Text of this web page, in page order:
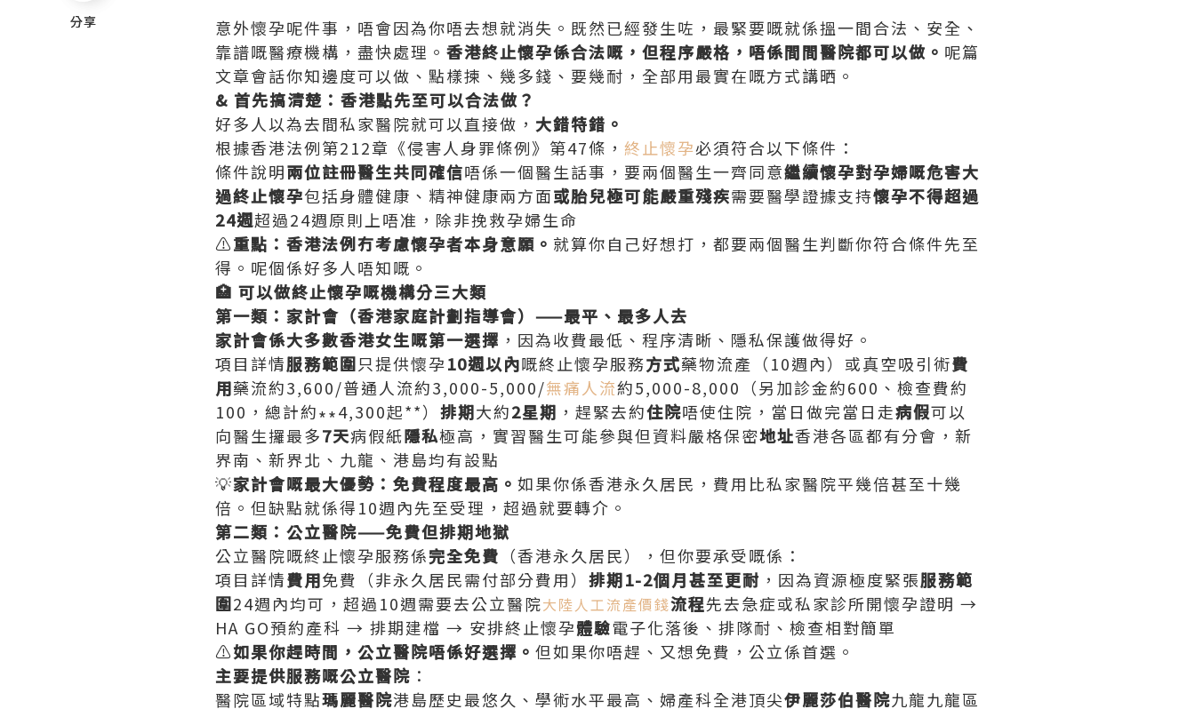
分享
意外懷孕呢件事，唔會因為你唔去想就消失。既然已經發生咗，最緊要嘅就係搵一間合法、安全、
靠譜嘅醫療機構，盡快處理。 香港終止懷孕係合法嘅，但程序嚴格，唔係間間醫院都可以做。 呢篇
文章會話你知邊度可以做、點樣揀、幾多錢、要幾耐，全部用最實在嘅方式講晒。
& 首先搞清楚：香港點先至可以合法做？
好多人以為去間私家醫院就可以直接做， 大錯特錯。
根據香港法例第212章《侵害人身罪條例》第47條， 終止懷孕必須符合以下條件：
條件說明兩位註冊醫生共同確信唔係一個醫生話事，要兩個醫生一齊同意繼續懷孕對孕婦嘅危害大
過終止懷孕包括身體健康、精神健康兩方面或胎兒極可能嚴重殘疾需要醫學證據支持懷孕不得超過
24週超過24週原則上唔准，除非挽救孕婦生命
⚠️重點：香港法例冇考慮懷孕者本身意願。 就算你自己好想打，都要兩個醫生判斷你符合條件先至
得。呢個係好多人唔知嘅。
🏥 可以做終止懷孕嘅機構分三大類
第一類：家計會（香港家庭計劃指導會）——最平、最多人去
家計會係大多數香港女生嘅第一選擇 ，因為收費最低、程序清晰、隱私保護做得好。
項目詳情服務範圍只提供懷孕10週以內嘅終止懷孕服務方式藥物流產（10週內）或真空吸引術費
用藥流約3,600/普通人流約3,000-5,000/無痛人流約5,000-8,000（另加診金約600、檢查費約
100，總計約∗∗4,300起**） 排期大約2星期 ，趕緊去約住院唔使住院，當日做完當日走病假可以
向醫生攞最多7天病假紙隱私極高，實習醫生可能參與但資料嚴格保密地址香港各區都有分會，新
界南、新界北、九龍、港島均有設點
💡家計會嘅最大優勢：免費程度最高。 如果你係香港永久居民，費用比私家醫院平幾倍甚至十幾
倍。但缺點就係得10週內先至受理，超過就要轉介。
第二類：公立醫院——免費但排期地獄
公立醫院嘅終止懷孕服務係完全免費 （香港永久居民），但你要承受嘅係：
項目詳情費用免費（非永久居民需付部分費用） 排期1-2個月甚至更耐 ，因為資源極度緊張服務範
圍24週內均可，超過10週需要去公立醫院大陸人工流產價錢流程先去急症或私家診所開懷孕證明 →
HA GO預約產科 → 排期建檔 → 安排終止懷孕體驗電子化落後、排隊耐、檢查相對簡單
⚠️如果你趕時間，公立醫院唔係好選擇。 但如果你唔趕、又想免費，公立係首選。
主要提供服務嘅公立醫院 ：
醫院區域特點瑪麗醫院港島歷史最悠久、學術水平最高、婦產科全港頂尖伊麗莎伯醫院九龍九龍區
分享